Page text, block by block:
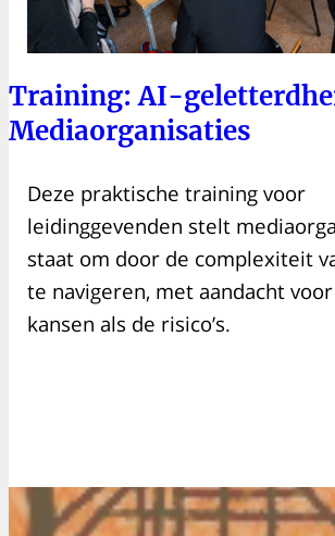
Training: AI-
Mediaorganisaties
Deze praktische training voor
leidinggevenden stelt
staat om door de complexiteit
te navigeren, met aandacht
kansen als de risico’s.